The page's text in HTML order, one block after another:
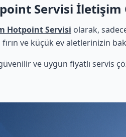
Servisi İletişim
Hotpoint Servisi olarak,
fırın ve küçük ev aletlerinizin
güvenilir ve uygun fiyatlı servis